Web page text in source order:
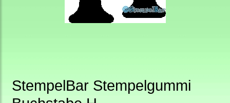
StempelBar Stempelgummi